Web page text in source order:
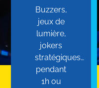
Buzzers,
jeux de
lumière,
jokers
stratégiques…
pendant
1h ou